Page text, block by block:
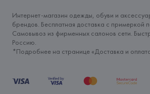
Интернет-магазин одежды, обуви и
брендов. Бесплатная доставка с примеркой
Самовывоз из фирменных салонов сети.
Россию.
*Подробнее на странице «Доставка и